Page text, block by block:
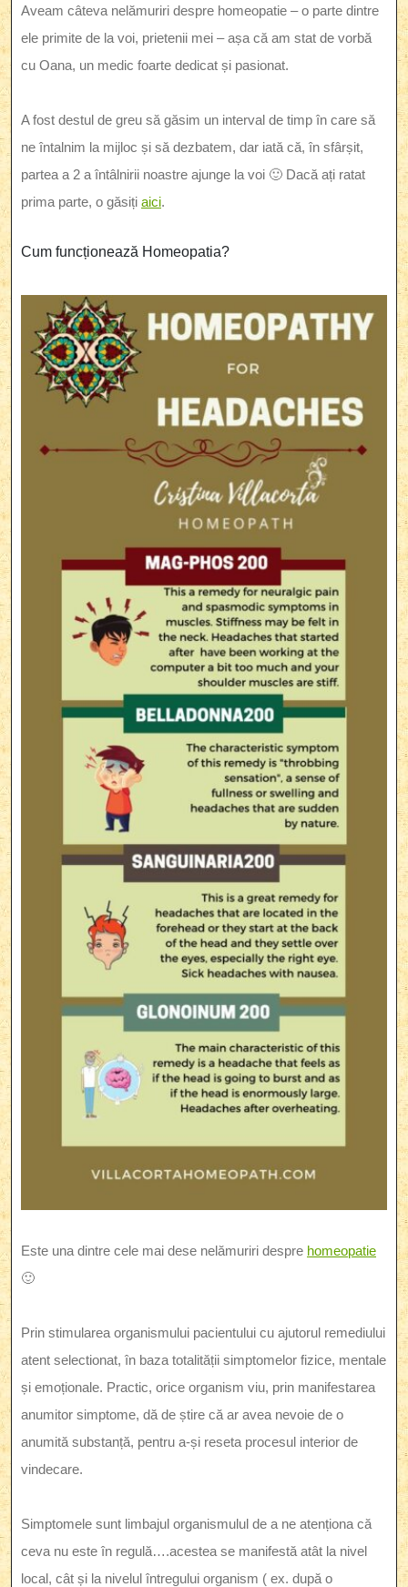
Aveam câteva nelămuriri despre homeopatie – o parte dintre
ele primite de la voi, prietenii mei – așa că am stat de vorbă
cu Oana, un medic foarte dedicat și pasionat.
A fost destul de greu să găsim un interval de timp în care să
ne întalnim la mijloc și să dezbatem, dar iată că, în sfârșit,
partea a 2 a întâlnirii noastre ajunge la voi 🙂 Dacă ați ratat
prima parte, o găsiți aici.
Cum funcționează Homeopatia?
Este una dintre cele mai dese nelămuriri despre homeopatie
🙂
Prin stimularea organismului pacientului cu ajutorul remediului
atent selectionat, în baza totalității simptomelor fizice, mentale
și emoționale. Practic, orice organism viu, prin manifestarea
anumitor simptome, dă de știre că ar avea nevoie de o
anumită substanță, pentru a-și reseta procesul interior de
vindecare.
Simptomele sunt limbajul organismulul de a ne atenționa că
ceva nu este în regulă….acestea se manifestă atât la nivel
local, cât și la nivelul întregului organism ( ex. după o